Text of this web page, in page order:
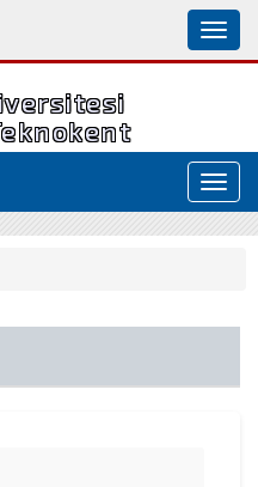
Toggle
Üniversitesi